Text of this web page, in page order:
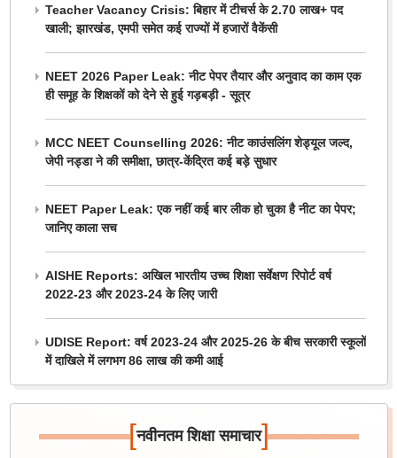
Teacher Vacancy Crisis: बिहार में टीचर्स के 2.70 लाख+ पद
खाली; झारखंड, एमपी समेत कई राज्यों में हजारों वैकेंसी
NEET 2026 Paper Leak: नीट पेपर तैयार और अनुवाद का काम एक
ही समूह के शिक्षकों को देने से हुई गड़बड़ी - सूत्र
MCC NEET Counselling 2026: नीट काउंसलिंग शेड्यूल जल्द,
जेपी नड्डा ने की समीक्षा, छात्र-केंद्रित कई बड़े सुधार
NEET Paper Leak: एक नहीं कई बार लीक हो चुका है नीट का पेपर;
जानिए काला सच
AISHE Reports: अखिल भारतीय उच्च शिक्षा सर्वेक्षण रिपोर्ट वर्ष
2022-23 और 2023-24 के लिए जारी
UDISE Report: वर्ष 2023-24 और 2025-26 के बीच सरकारी स्कूलों
में दाखिले में लगभग 86 लाख की कमी आई
[नवीनतम शिक्षा समाचार]